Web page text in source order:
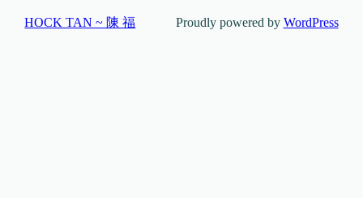
HOCK TAN ~ 陳 福 Proudly powered by WordPress